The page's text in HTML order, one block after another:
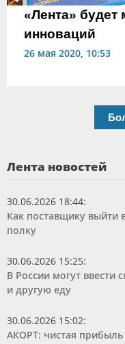
«Лента»
инноваций
26 мая 2020, 10:53
Лента новостей
30.06.2026 18:44:
Как поставщику выйти
полку
30.06.2026 15:25:
В России могут
и другую еду
30.06.2026 15:02:
АКОРТ: чистая